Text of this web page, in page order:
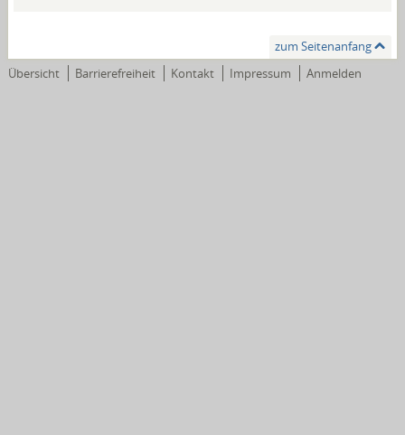
zum Seitenanfang
Übersicht
Barrierefreiheit Kontakt Impressum Anmelden